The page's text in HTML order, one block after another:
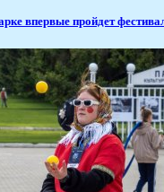
впервые пройдет